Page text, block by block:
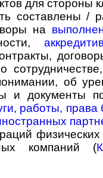
для стороны
составлены /
на
об
и документы
работы,
компаний (